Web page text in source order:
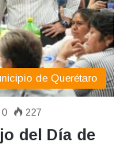
de Querétaro
0 227
del Día de